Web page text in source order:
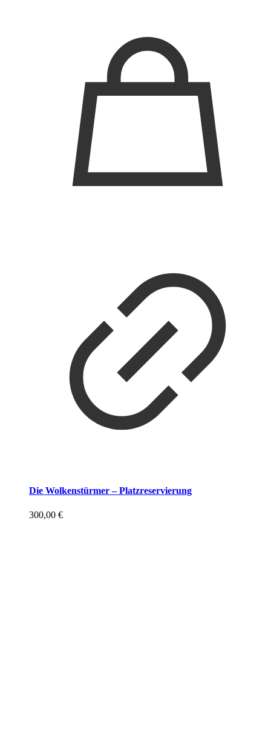
Die Wolkenstürmer – Platzreservierung
300,00 €